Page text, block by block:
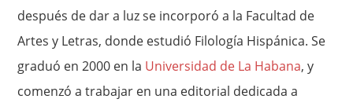
después de dar a luz se incorporó a la Facultad de
Artes y Letras, donde estudió Filología Hispánica. Se
graduó en 2000 en la Universidad de La Habana, y
comenzó a trabajar en una editorial dedicada a